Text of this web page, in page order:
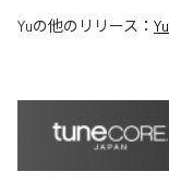
Yuの他のリリース： Yu